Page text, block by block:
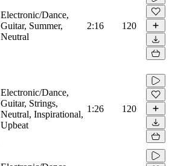
Electronic/Dance,
Guitar, Summer,
Neutral
2:16 120
Electronic/Dance,
Guitar, Strings,
Neutral, Inspirational,
Upbeat
1:26 120